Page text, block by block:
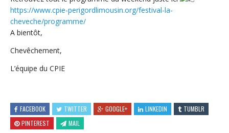
https://www.cpie-perigordlimousin.org/festival-la-
cheveche/programme/
A bientôt,
Chevêchement,
L’équipe du CPIE
FACEBOOK TWITTER GOOGLE+ LINKEDIN
TUMBLR
PINTEREST
MAIL